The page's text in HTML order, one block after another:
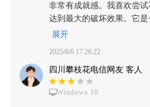
非常有成就感。我喜欢尝
达到最大的破坏效果。它
戏，能带来快速的乐趣，
展开
2025/8/6 17:26:22
四川攀枝花电信网友 客人
Windows 10